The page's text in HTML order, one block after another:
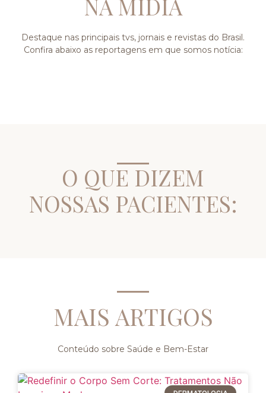
NA MÍDIA
Destaque nas principais tvs, jornais e revistas do Brasil.
Confira abaixo as reportagens em que somos notícia:
O QUE DIZEM
NOSSAS PACIENTES:
MAIS ARTIGOS
Conteúdo sobre Saúde e Bem-Estar